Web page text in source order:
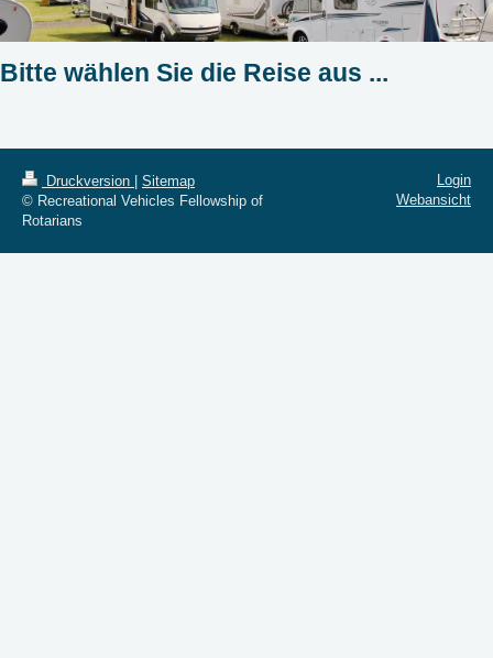
Bitte wählen Sie die Reise aus ...
Druckversion
Sitemap
© Recreational Vehicles Fellowship of
Rotarians
Login
Webansicht